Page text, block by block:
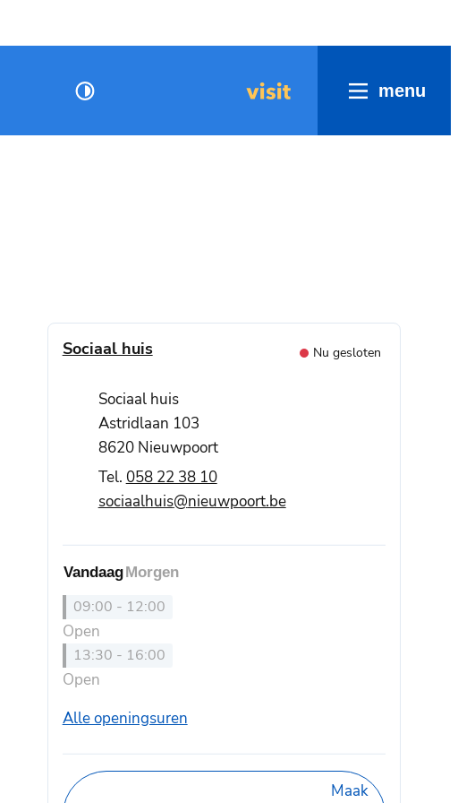
Hoog contrast Visit
menu
Contact
Sociaal huis Nu gesloten
AdresSociaal huis
Astridlaan 103
,8620 Nieuwpoort
058 22 38 10
E-mailsociaalhuis@nieuwpoort.be
VandaagMorgen
09:00 - 12:00
Open
13:30 - 16:00
Open
Alle openingsurenSociaal huis
Maak